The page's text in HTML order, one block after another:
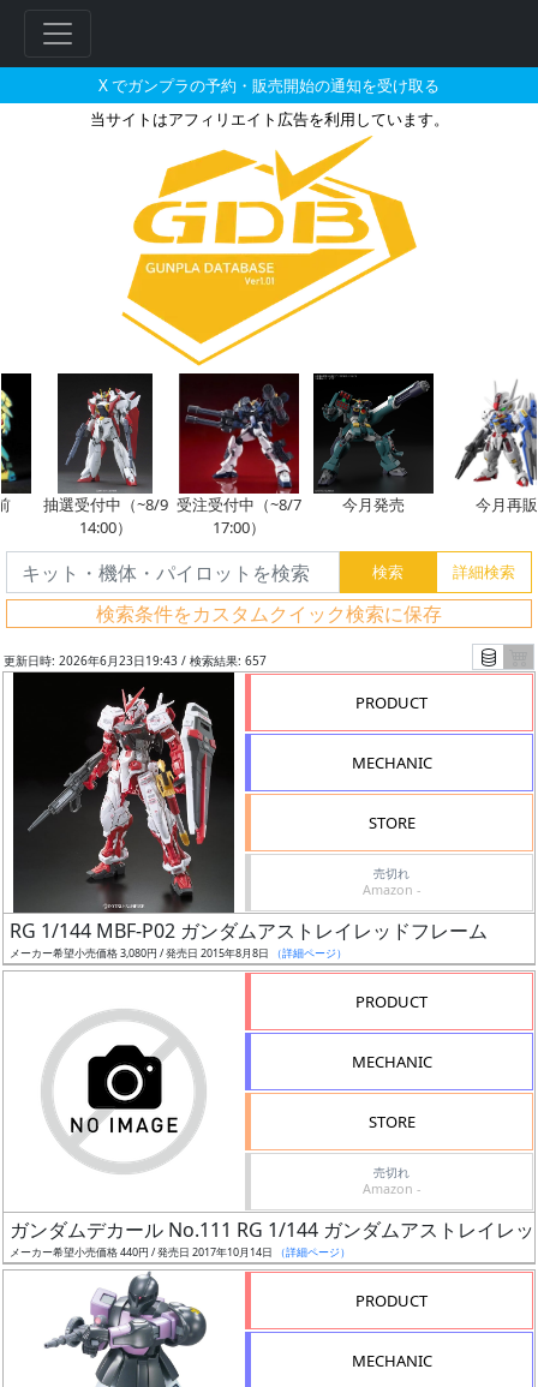
X でガンプラの予約・販売開始の通知を受け取る
当サイトはアフィリエイト広告を利用しています。
RG 1/144 MBF-P02 ガンダムア
抽選受付中（~8/9
14:00）
受注受付中（~8/7
17:00）
今月発売 今月再販
検索条件をカスタムクイック検索に保存
フ
リ
グ
レ
更新日時: 2026年6月23日19:43 / 検索結果: 657
PRODUCT
MECHANIC
STORE
売切れ
Amazon -
RG 1/144 MBF-P02 ガンダムアストレイレッドフレーム
メーカー希望小売価格 3,080円 / 発売日 2015年8月8日 （詳細ページ）
PRODUCT
MECHANIC
STORE
売切れ
Amazon -
ガンダムデカール No.111 RG 1/144 ガンダムアストレイレ
メーカー希望小売価格 440円 / 発売日 2017年10月14日 （詳細ページ）
PRODUCT
MECHANIC